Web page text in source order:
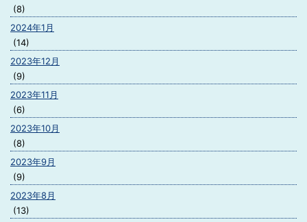
(8)
2024年1月
(14)
2023年12月
(9)
2023年11月
(6)
2023年10月
(8)
2023年9月
(9)
2023年8月
(13)